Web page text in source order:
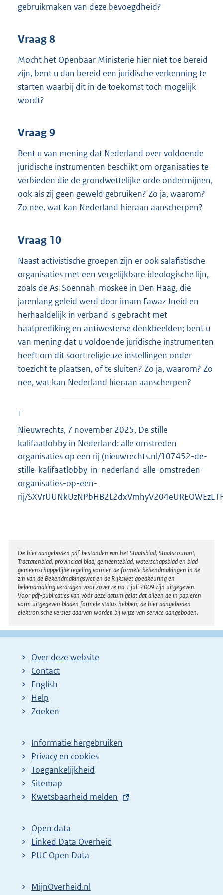
gebruikmaken van deze bevoegdheid?
Vraag 8
Mocht het Openbaar Ministerie hier niet toe bereid
zijn, bent u dan bereid een juridische verkenning te
starten waarbij dit in de toekomst toch mogelijk
wordt?
Vraag 9
Bent u van mening dat Nederland over voldoende
juridische instrumenten beschikt om organisaties te
verbieden die de grondwettelijke orde ondermijnen,
ook als zij geen geweld gebruiken? Zo ja, waarom?
Zo nee, wat kan Nederland hieraan aanscherpen?
Vraag 10
Naast activistische groepen zijn er ook salafistische
organisaties met een vergelijkbare ideologische lijn,
zoals de As-Soennah-moskee in Den Haag, die
jarenlang geleid werd door imam Fawaz Jneid en
herhaaldelijk in verband is gebracht met
haatprediking en antiwesterse denkbeelden; bent u
van mening dat u voldoende juridische instrumenten
heeft om dit soort religieuze instellingen onder
toezicht te plaatsen, of te sluiten? Zo ja, waarom? Zo
nee, wat kan Nederland hieraan aanscherpen?
1
Nieuwrechts, 7 november 2025, De stille
kalifaatlobby in Nederland: alle omstreden
organisaties op een rij (nieuwrechts.nl/107452-de-
stille-kalifaatlobby-in-nederland-alle-omstreden-
organisaties-op-een-
rij/
Disclaimer
De hier aangeboden pdf-bestanden van het Staatsblad, Staatscourant,
Tractatenblad, provinciaal blad, gemeenteblad, waterschapsblad en blad
gemeenschappelijke regeling vormen de formele bekendmakingen in de
zin van de Bekendmakingswet en de Rijkswet goedkeuring en
bekendmaking verdragen voor zover ze na 1 juli 2009 zijn uitgegeven.
Voor pdf-publicaties van vóór deze datum geldt dat alleen de in papieren
vorm uitgegeven bladen formele status hebben; de hier aangeboden
elektronische versies daarvan worden bij wijze van service aangeboden.
Over deze website
Contact
English
Help
Zoeken
Informatie hergebruiken
Privacy en cookies
Toegankelijkheid
Sitemap
E
t
e
r
l
Kwetsbaarheid melden
Open data
Linked Data Overheid
PUC Open Data
MijnOverheid.nl